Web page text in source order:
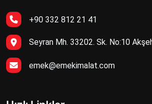
+90 332 812 21 41
Seyran Mh. 33202. Sk. No:10
emek@emekimalat.com